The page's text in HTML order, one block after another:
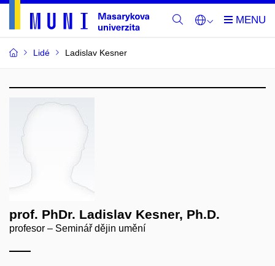
Lidé Ladislav Kesner
prof. PhDr. Ladislav Kesner, Ph.D.
profesor – Seminář dějin umění